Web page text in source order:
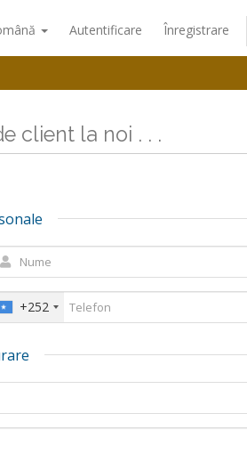
Autentificare Înregistrare
client la noi . . .
+252